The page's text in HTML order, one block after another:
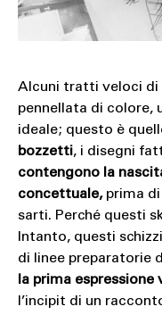
Alcuni tratti veloci di
pennellata di colore,
ideale; questo è
bozzetti, i disegni
contengono la
concettuale, prima
sarti. Perché questi
Intanto, questi
di linee preparatorie
la prima
l’incipit di un